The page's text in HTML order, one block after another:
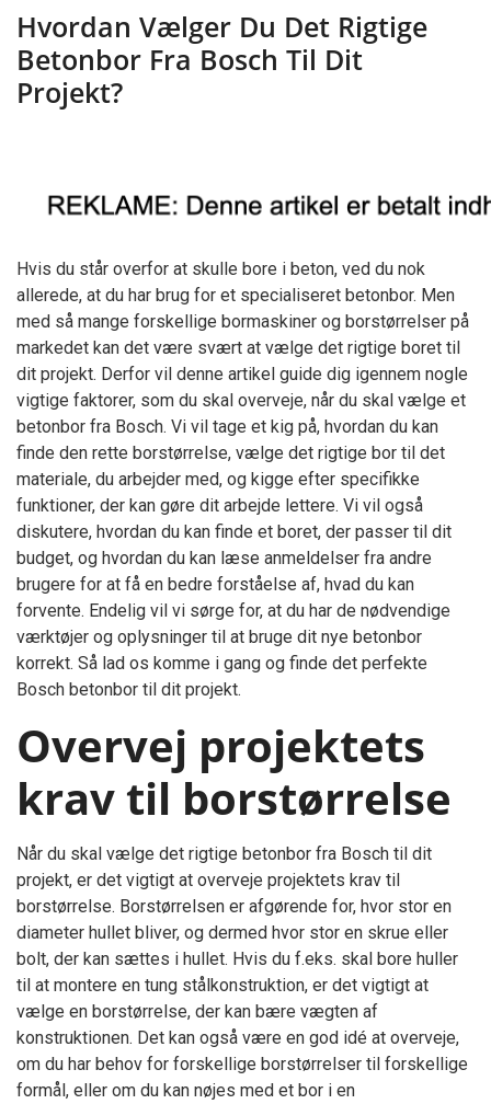
Det
Rigtige
Betonbor
Fra
Hvordan Vælger Du Det Rigtige
Betonbor Fra Bosch Til Dit
Projekt?
Hvis du står overfor at skulle bore i beton, ved du nok
allerede, at du har brug for et specialiseret betonbor. Men
med så mange forskellige bormaskiner og borstørrelser på
markedet kan det være svært at vælge det rigtige boret til
dit projekt. Derfor vil denne artikel guide dig igennem nogle
vigtige faktorer, som du skal overveje, når du skal vælge et
betonbor fra Bosch. Vi vil tage et kig på, hvordan du kan
finde den rette borstørrelse, vælge det rigtige bor til det
materiale, du arbejder med, og kigge efter specifikke
funktioner, der kan gøre dit arbejde lettere. Vi vil også
diskutere, hvordan du kan finde et boret, der passer til dit
budget, og hvordan du kan læse anmeldelser fra andre
brugere for at få en bedre forståelse af, hvad du kan
forvente. Endelig vil vi sørge for, at du har de nødvendige
værktøjer og oplysninger til at bruge dit nye betonbor
korrekt. Så lad os komme i gang og finde det perfekte
Bosch betonbor til dit projekt.
Overvej projektets
krav til borstørrelse
Når du skal vælge det rigtige betonbor fra Bosch til dit
projekt, er det vigtigt at overveje projektets krav til
borstørrelse. Borstørrelsen er afgørende for, hvor stor en
diameter hullet bliver, og dermed hvor stor en skrue eller
bolt, der kan sættes i hullet. Hvis du f.eks. skal bore huller
til at montere en tung stålkonstruktion, er det vigtigt at
vælge en borstørrelse, der kan bære vægten af
konstruktionen. Det kan også være en god idé at overveje,
om du har behov for forskellige borstørrelser til forskellige
formål, eller om du kan nøjes med et bor i en